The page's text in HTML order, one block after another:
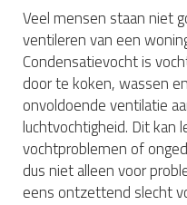
Veel mensen staan niet
ventileren van een
Condensatievocht is
door te koken, wassen
onvoldoende ventilatie
luchtvochtigheid. Dit kan
vochtproblemen of
dus niet alleen voor
eens ontzettend slecht